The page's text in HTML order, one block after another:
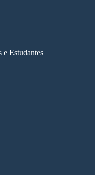
e Estudantes